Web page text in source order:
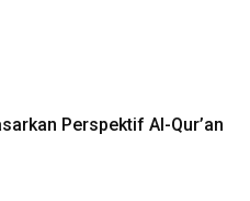
Perspektif Al-Qur’an